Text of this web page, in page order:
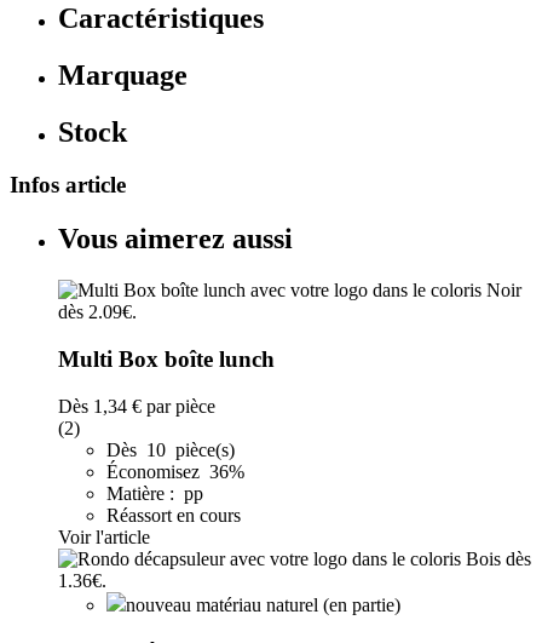
Caractéristiques
Marquage
Stock
Infos article
Vous aimerez aussi
Multi Box boîte lunch
Dès 1,34 € par pièce
(2)
Dès 10 pièce(s)
Économisez 36%
Matière : pp
Réassort en cours
Voir l'article
nouveau matériau naturel (en partie)